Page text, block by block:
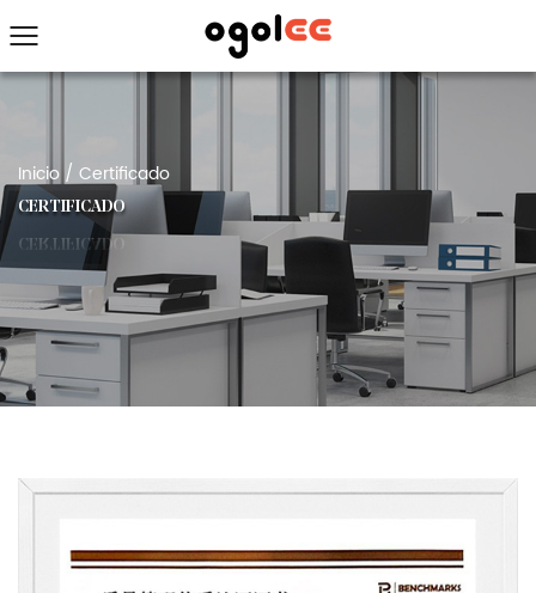
Inicio / Certificado
CERTIFICADO